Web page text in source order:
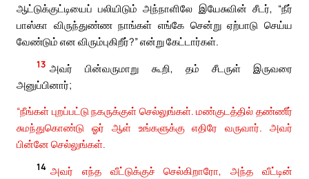
ஆட்டுக்குட்டியைப் பலியிடும் அந்நாளிலே இயேசுவின் சீடர், “நீர்
பாஸ்கா விருந்துண்ண நாங்கள் எங்கே சென்று ஏற்பாடு செய்ய
வேண்டும் என விரும்புகிறீர்?” என்று கேட்டார்கள்.
13 அவர் பின்வருமாறு கூறி, தம் சீடருள் இருவரை
அனுப்பினார்;
“நீங்கள் புறப்பட்டு நகருக்குள் செல்லுங்கள். மண்குடத்தில் தண்ணீர்
சுமந்துகொண்டு ஓர் ஆள் உங்களுக்கு எதிரே வருவார். அவர்
பின்னே செல்லுங்கள்.
14 அவர் எந்த வீட்டுக்குச் செல்கிறாரோ, அந்த வீட்டின்